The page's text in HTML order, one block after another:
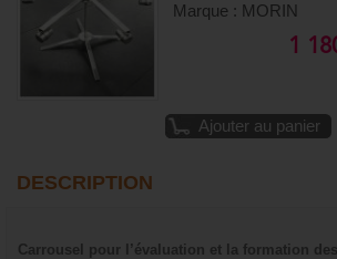
Marque : MORIN
1
Ajouter au panier
DESCRIPTION
Carrousel pour l’évaluation et la formation